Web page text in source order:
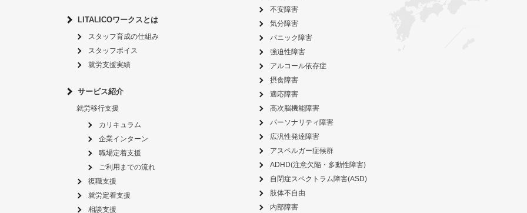
LITALICOワークスとは
スタッフ育成の仕組み
スタッフボイス
就労支援実績
サービス紹介
就労移行支援
カリキュラム
企業インターン
職場定着支援
ご利用までの流れ
復職支援
就労定着支援
相談支援
不安障害
気分障害
パニック障害
強迫性障害
アルコール依存症
摂食障害
適応障害
高次脳機能障害
パーソナリティ障害
広汎性発達障害
アスペルガー症候群
ADHD(注意欠陥・多動性障害)
自閉症スペクトラム障害(ASD)
肢体不自由
内部障害